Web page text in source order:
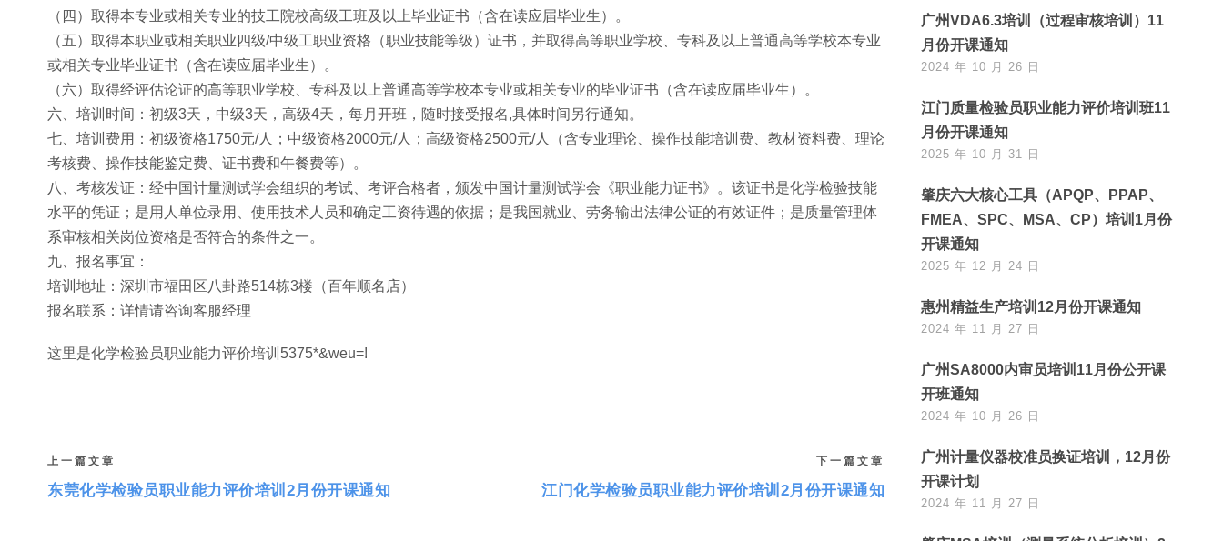
（四）取得本专业或相关专业的技工院校高级工班及以上毕业证书（含在读应届毕业生）。
（五）取得本职业或相关职业四级/中级工职业资格（职业技能等级）证书，并取得高等职业学校、专科及以上普通高等学校本专业
或相关专业毕业证书（含在读应届毕业生）。
（六）取得经评估论证的高等职业学校、专科及以上普通高等学校本专业或相关专业的毕业证书（含在读应届毕业生）。
六、培训时间：初级3天，中级3天，高级4天，每月开班，随时接受报名,具体时间另行通知。
七、培训费用：初级资格1750元/人；中级资格2000元/人；高级资格2500元/人（含专业理论、操作技能培训费、教材资料费、理论
考核费、操作技能鉴定费、证书费和午餐费等）。
八、考核发证：经中国计量测试学会组织的考试、考评合格者，颁发中国计量测试学会《职业能力证书》。该证书是化学检验技能
水平的凭证；是用人单位录用、使用技术人员和确定工资待遇的依据；是我国就业、劳务输出法律公证的有效证件；是质量管理体
系审核相关岗位资格是否符合的条件之一。
九、报名事宜：
培训地址：深圳市福田区八卦路514栋3楼（百年顺名店）
报名联系：详情请咨询客服经理
这里是化学检验员职业能力评价培训5375*&weu=!
上一篇文章
东莞化学检验员职业能力评价培训2月份开课通知
下一篇文章
江门化学检验员职业能力评价培训2月份开课通知
广州VDA6.3培训（过程审核培训）11
月份开课通知
2024 年 10 月 26 日
江门质量检验员职业能力评价培训班11
月份开课通知
2025 年 10 月 31 日
肇庆六大核心工具（APQP、PPAP、
FMEA、SPC、MSA、CP）培训1月份
开课通知
2025 年 12 月 24 日
惠州精益生产培训12月份开课通知
2024 年 11 月 27 日
广州SA8000内审员培训11月份公开课
开班通知
2024 年 10 月 26 日
广州计量仪器校准员换证培训，12月份
开课计划
2024 年 11 月 27 日